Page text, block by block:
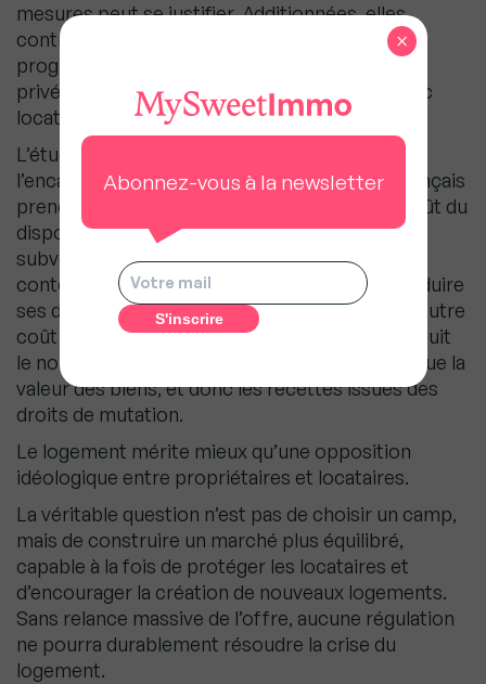
mesures peut se justifier. Additionnées, elles
contribuent cependant à décourager
progressivement une partie des investisseurs
privés qui financent pourtant l’essentiel du parc
locatif français.
L’étude publiée le 27 mai 2026 sur l’impact de
l’encadrement des loyers indique que l’État français
prendrait déjà en charge environ un tiers du coût du
dispositif. Il s’agit donc aussi d’une forme de
subvention publique supplémentaire, dans un
contexte où notre pays cherche pourtant à réduire
ses dépenses. L’encadrement a également un autre
coût indirect pour les finances publiques : il réduit
le nombre de transactions immobilières ainsi que la
valeur des biens, et donc les recettes issues des
droits de mutation.
Le logement mérite mieux qu’une opposition
idéologique entre propriétaires et locataires.
La véritable question n’est pas de choisir un camp,
mais de construire un marché plus équilibré,
capable à la fois de protéger les locataires et
d’encourager la création de nouveaux logements.
Sans relance massive de l’offre, aucune régulation
ne pourra durablement résoudre la crise du
logement.
Abonnez-vous à la newsletter
×